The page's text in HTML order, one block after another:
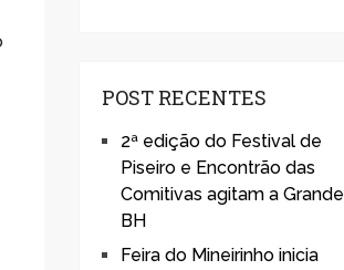
POST RECENTES
2ª edição do Festival de
Piseiro e Encontrão das
Comitivas agitam a Grande
BH
Feira do Mineirinho inicia